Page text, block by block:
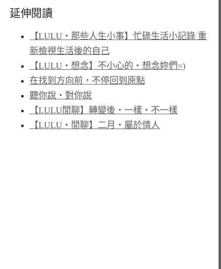
延伸閱讀
【LULU‧那些人生小事】忙碌生活小記錄 重
新檢視生活後的自己
【LULU‧想念】不小心的‧想念妳們=)
在找到方向前，不停回到原點
聽你說‧對你說
【LULU閒聊】轉變後‧一樣‧不一樣
【LULU‧閒聊】二月‧屬於情人